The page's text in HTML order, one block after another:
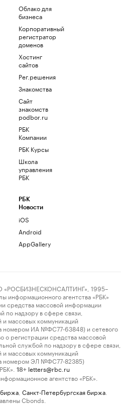
Облако для
бизнеса
Корпоративный
регистратор
доменов
Хостинг
сайтов
Рег.решения
Знакомства
Сайт
знакомств
podbor.ru
РБК
Компании
РБК Курсы
Школа
управления
РБК
РБК
Новости
iOS
Android
AppGallery
1995–
информационного агентства «РБК»
средства массовой информации
по надзору в сфере связи,
массовых коммуникаций
номером ИА №ФС77-63848) и сетевого
о регистрации средства массовой
службой по надзору в сфере связи,
массовых коммуникаций
номером ЭЛ №ФС77-82385)
18+ letters@rbc.ru
агентство «РБК».
Санкт-Петербургская биржа
Cbonds.